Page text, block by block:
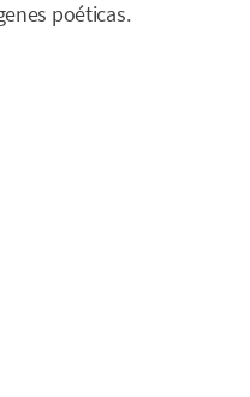
poéticas.